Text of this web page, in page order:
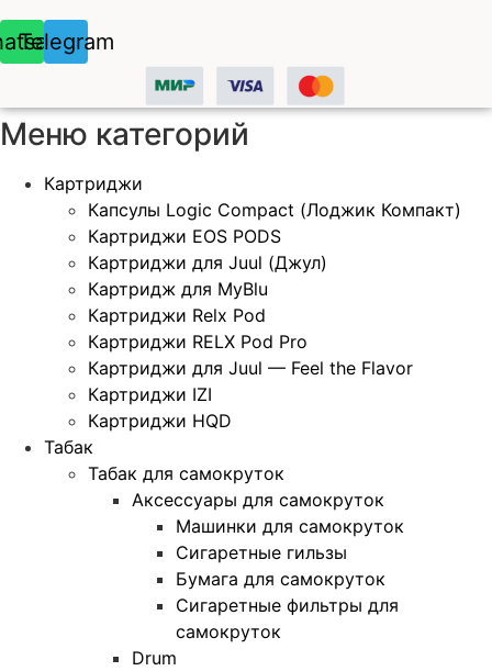
Telegram
Меню категорий
Картриджи
Капсулы Logic Compact (Лоджик Компакт)
Картриджи EOS PODS
Картриджи для Juul (Джул)
Картридж для MyBlu
Картриджи Relx Pod
Картриджи RELX Pod Pro
Картриджи для Juul — Feel the Flavor
Картриджи IZI
Картриджи HQD
Табак
Табак для самокруток
Аксессуары для самокруток
Машинки для самокруток
Сигаретные гильзы
Бумага для самокруток
Сигаретные фильтры для
самокруток
Drum